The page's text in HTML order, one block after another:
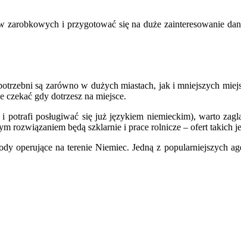
i przygotować się na duże zainteresowanie
są zarówno w dużych miastach, jak i mniejszych
gdy dotrzesz na miejsce.
posługiwać się już językiem niemieckim), warto
rozwiązaniem będą szklarnie i prace rolnicze – ofert takich
operujące na terenie Niemiec. Jedną z popularniejszych